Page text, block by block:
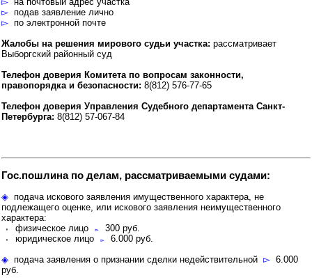
▻ подав заявление лично
▻ по электронной почте
Жалобы на решения мирового судьи участка: рассматривает
Выборгский районный суд
Телефон доверия Комитета по вопросам законности,
правопорядка и безопасности: 8(812) 576-77-65
Телефон доверия Управления Судебного департамента Санкт-
Петербурга: 8(812) 57-067-84
Гос.пошлина по делам, рассматриваемыми судами:
◈ подача искового заявления имущественного характера, не
подлежащего оценке, или искового заявления неимущественного
характера:
⬫ физическое лицо ▻ 300 руб.
⬫ юридическое лицо ▻ 6.000 руб.
◈ подача заявления о признании сделки недействительной ▻ 6.000
руб.